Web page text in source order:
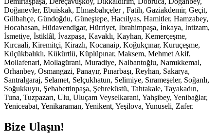
Doğanevler, Ebuiskak, Elmasbahçeler , Fatih, Gaziakdemir, Geçit,
Gülbahçe, Gündoğdu, Güneştepe, Hacıilyas, Hamitler, Hamzabey,
Hocahasan, Hüdavendigar, Hürriyet, İbrahimpaşa, İnkaya, İntizam,
İsmetiye, İstiklâl, İvazpaşa, Kavaklı, Kayhan, Kemerçeşme,
Kırcaali, Kiremitçi, Kirazlı, Kocanaip, Koğukçınar, Kuruçeşme,
Küçükbalıklı, Kükürtlü, Küplüpınar, Maksem, Mehmet Akif,
Mollafenari, Mollagürani, Muradiye, Nalbantoğlu, Namıkkemal,
Orhanbey, Osmangazi, Panayır, Pınarbaşı, Reyhan, Sakarya,
Santralgaraj, Selamet, Selçukhatun, Selimiye, Sırameşeler, Soğanlı,
Soğukkuyu, Şehabettinpaşa, Şehreküstü, Tahtakale, Tayakadın,
Tuna, Tuzpazarı, Ulu, Uluçam Veyselkarani, Yahşibey, Yenibağlar,
Yeniceabat, Yenikaraman, Yenikent, Yeşilova, Yunuseli, Zafer.
Bize Ulaşın!